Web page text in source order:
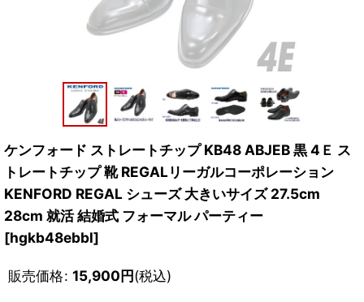
ケンフォード ストレートチップ KB48 ABJEB 黒 4Ｅ ス
トレートチップ 靴 REGALリーガルコーポレーション
KENFORD REGAL シューズ 大きいサイズ 27.5cm
28cm 就活 結婚式 フォーマル パーティー
[hgkb48ebbl]
販売価格: 15,900円(税込)